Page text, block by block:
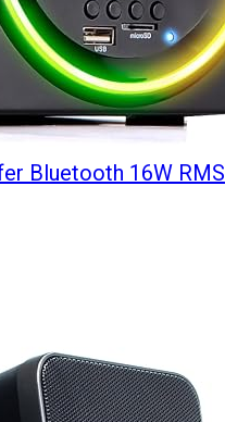
Bluetooth 16W RMS